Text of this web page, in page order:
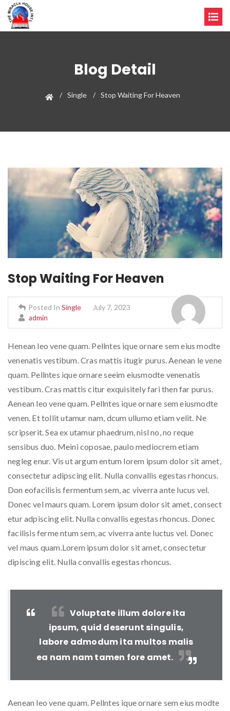
Blog Detail
Single Stop Waiting For Heaven
Stop Waiting For Heaven
Posted In Single
July 7, 2023
admin
Henean leo vene quam. Pellntes ique ornare sem eius modte
venenatis vestibum. Cras mattis itugir purus. Aenean le vene
quam. Pellntes ique ornare seeim eiusmodte venenatis
vestibum. Cras mattis citur exquisitely fari then far purus.
Aenean leo vene quam. Pellntes ique ornare sem eiusmodte
venen. Et tollit utamur nam, dcum ullumo etiam velit. Ne
scripserit. Sea ex utamur phaedrum, nisl no, no reque
sensibus duo. Meini coposae, paulo mediocrem etiam
negleg enur. Vis ut argum entum lorem ipsum dolor sit amet,
consectetur adipscing elit. Nulla convallis egestas rhoncus.
Don eofacilisis fermentum sem, ac viverra ante lucus vel.
Donec vel maurs quam. Lorem ipsum dolor sit amet, consect
etur adpiscing elit. Nulla convallis egestas rhoncus. Donec
facilisis ferme ntum sem, ac viverra ante luctus vel. Donec
vel maus quam.Lorem ipsum dolor sit amet, consectetur
dipiscing elit. Nulla convallis egestas rhoncus.
Voluptate illum dolore ita
ipsum, quid deserunt singulis,
labore admodum ita multos malis
ea nam nam tamen fore amet.
Aenean leo vene quam. Pellntes ique ornare sem eius modte